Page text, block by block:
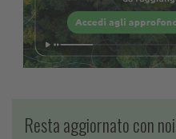
Resta aggiornato con